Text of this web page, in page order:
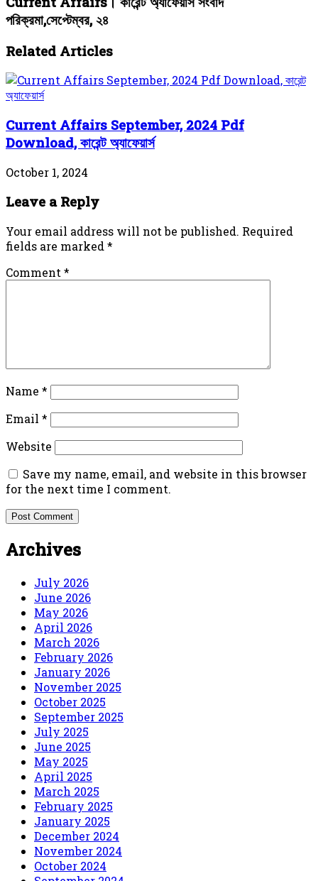
পরিক্রমা,সেপ্টেম্বর, ২৪
Related Articles
Current Affairs September, 2024 Pdf
Download, কারেন্ট অ্যাফেয়ার্স
October 1, 2024
Leave a Reply
Your email address will not be published. Required
fields are marked*
Comment *
Name *
Email *
Website
Save my name, email, and website in this browser
for the next time I comment.
Archives
July 2026
June 2026
May 2026
April 2026
March 2026
February 2026
January 2026
November 2025
October 2025
September 2025
July 2025
June 2025
May 2025
April 2025
March 2025
February 2025
January 2025
December 2024
November 2024
October 2024